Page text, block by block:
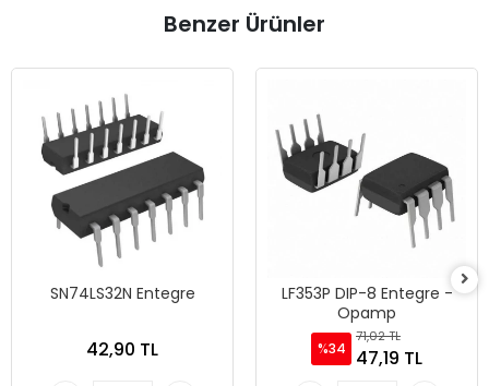
Benzer Ürünler
SN74LS32N Entegre
42,90 TL
LF353P DIP-8 Entegre -
Opamp
%34
71,02 TL
47,19 TL